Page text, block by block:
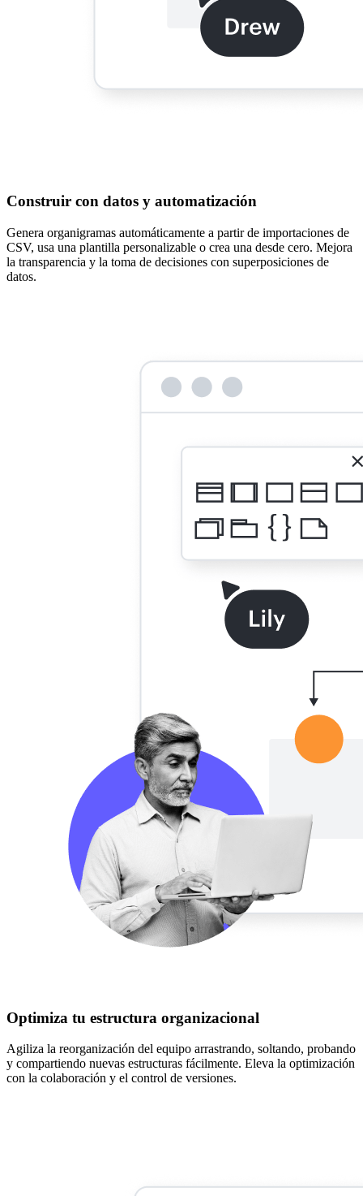
Construir con datos y automatización
Genera organigramas automáticamente a partir de importaciones de
CSV, usa una plantilla personalizable o crea una desde cero. Mejora
la transparencia y la toma de decisiones con superposiciones de
datos.
Optimiza tu estructura organizacional
Agiliza la reorganización del equipo arrastrando, soltando, probando
y compartiendo nuevas estructuras fácilmente. Eleva la optimización
con la colaboración y el control de versiones.